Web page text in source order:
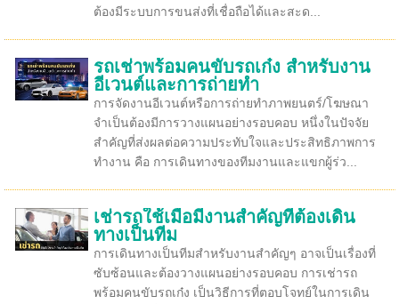
ต้องมีระบบการขนส่งที่เชื่อถือได้และสะด...
รถเช่าพร้อมคนขับรถเก๋ง สำหรับงาน
อีเวนต์และการถ่ายทำ
การจัดงานอีเวนต์หรือการถ่ายทำภาพยนตร์/โฆษณา
จำเป็นต้องมีการวางแผนอย่างรอบคอบ หนึ่งในปัจจัย
สำคัญที่ส่งผลต่อความประทับใจและประสิทธิภาพการ
ทำงาน คือ การเดินทางของทีมงานและแขกผู้ร่ว...
เช่ารถใช้เมื่อมีงานสำคัญที่ต้องเดิน
ทางเป็นทีม
การเดินทางเป็นทีมสำหรับงานสำคัญๆ อาจเป็นเรื่องที่
ซับซ้อนและต้องวางแผนอย่างรอบคอบ การเช่ารถ
พร้อมคนขับรถเก๋ง เป็นวิธีการที่ตอบโจทย์ในการเดิน